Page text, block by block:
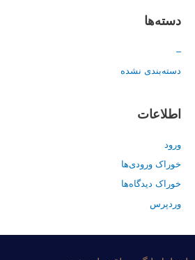
دسته‌ها
–
دسته‌بندی نشده
اطلاعات
ورود
خوراک ورودی‌ها
خوراک دیدگاه‌ها
وردپرس